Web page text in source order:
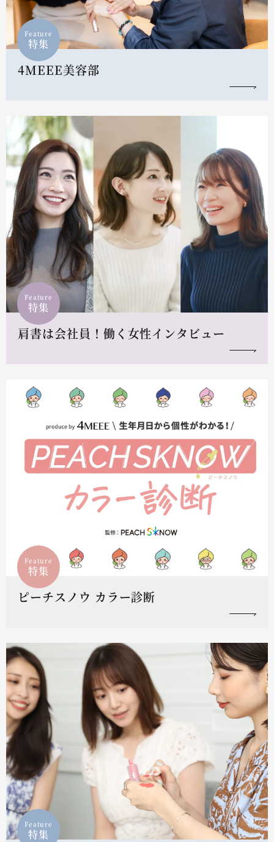
Feature
特集
4MEEE美容部
Feature
特集
肩書は会社員！働く女性インタビュー
Feature
特集
ピーチスノウ カラー診断
Feature
特集